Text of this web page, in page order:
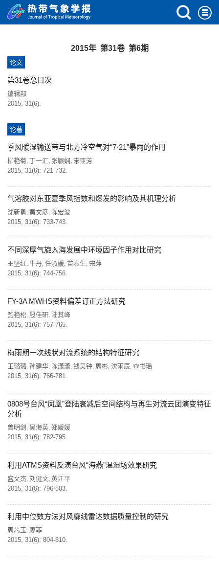
2015年 第31卷 第6期
论文
第31卷总目次
编辑部
2015, 31(6).
论著
季风暖湿输送带与北方冷空气对“7·21”暴雨的作用
柳艳菊, 丁一汇, 张颖娴 , 宋亚芳
2015, 31(6): 721-732.
气溶胶对东亚夏季风指数和爆发的影响及其机理分析
沈新勇, 黄文彦, 陈宏波
2015, 31(6): 733-743.
不同深厚气旋入海发展中环境因子作用对比研究
王坚红, 牛丹, 任淑媛, 苗春生, 宋萍
2015, 31(6): 744-756.
FY-3A MWHS资料偏差订正方法研究
鲍艳松, 殷佳研, 陆其峰
2015, 31(6): 757-765.
梅雨期一次线状对流系统的结构特征研究
王璐璐, 孙建华, 陈潇潇, 钱昊钟, 周彬, 沈雨辰, 查书瑶
2015, 31(6): 766-781.
0808号台风“凤凰”登陆衰减后空间结构与再生对流云团演变特征
分析
曾明剑 , 吴海英, 郑媛媛
2015, 31(6): 782-795.
利用ATMS资料反演台风“海燕”温湿场效果研究
盛文杰, 刘健文, 黄江平
2015, 31(6): 796-803.
利用中位数方法对风廓线雷达数据质量控制的研究
周芯玉, 廖菲
2015, 31(6): 804-810.